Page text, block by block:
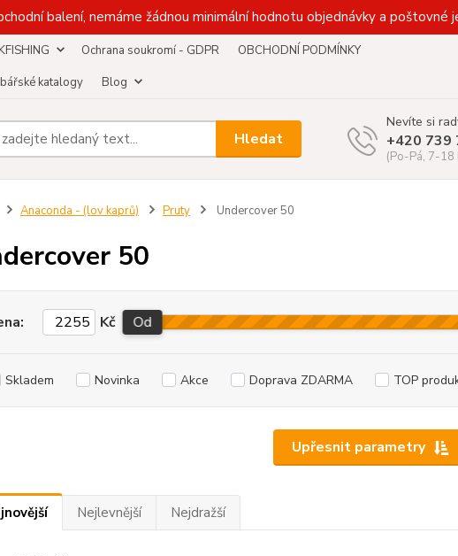
balení, nemáme žádnou minimální hodnotu objednávky a poštovné
Ochrana soukromí - GDPR
OBCHODNÍ PODMÍNKY
katalogy Blog
Hledat
Nevíte si
+420 739
(Po-Pá, 7-18
Anaconda - (lov kaprů) Pruty Undercover 50
50
Upřesnit parametry
Kč Od
Skladem Novinka Akce Doprava ZDARMA TOP
Nejlevnější Nejdražší